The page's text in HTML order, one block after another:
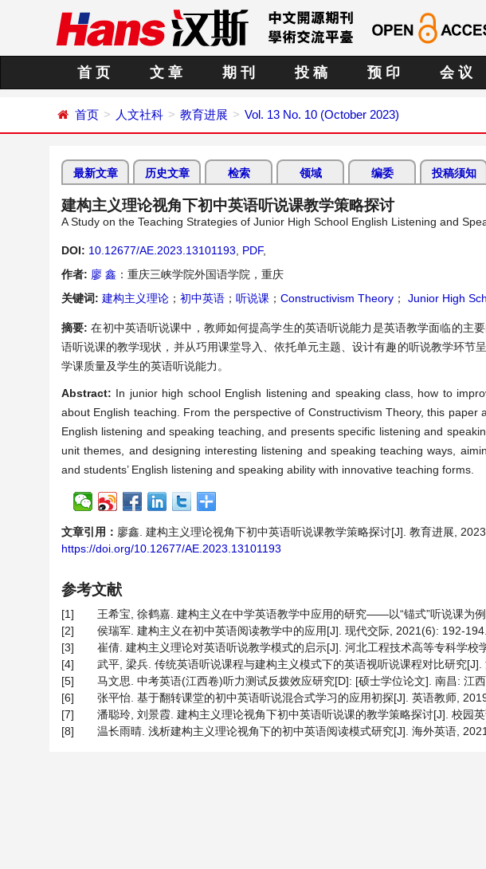
首 页 文 章 期 刊 投 稿 预 印 会 议
首页 人文社科 教育进展 Vol. 13 No. 10 (October 2023)
最新文章 历史文章 检索 领域 编委 投稿须知
建构主义理论视角下初中英语听说课教学策略探讨
A Study on the Teaching Strategies of Junior High School English Listening and
DOI: 10.12677/AE.2023.13101193 PDF,
作者: 廖 鑫 ：重庆三峡学院外国语学院，重庆
关键词: 建构主义理论 ； 初中英语 ； 听说课 ； Constructivism Theory ； Junior High
摘要:在初中英语听说课中，教师如何提高学生的英语听说能力是英语教学面临的主
语听说课的教学现状，并从巧用课堂导入、依托单元主题、设计有趣的听说教学环节
学课质量及学生的英语听说能力。
Abstract: In junior high school English listening and speaking class, how to
about English teaching. From the perspective of Constructivism Theory, this
English listening and speaking teaching, and presents specific listening and
unit themes, and designing interesting listening and speaking teaching ways,
and students’ English listening and speaking ability with innovative teaching forms.
文章引用： 廖鑫. 建构主义理论视角下初中英语听说课教学策略探讨[J]. 教育进展,
https://doi.org/10.12677/AE.2023.13101193
参考文献
[1]
王希宝, 徐鹤嘉. 建构主义在中学英语教学中应用的研究——以“锚式”听说课为
[2]
侯瑞军. 建构主义在初中英语阅读教学中的应用[J]. 现代交际, 2021(6): 192-194.
[3]
崔倩. 建构主义理论对英语听说教学模式的启示[J]. 河北工程技术高等专科学校
[4]
武平, 梁兵. 传统英语听说课程与建构主义模式下的英语视听说课程对比研究
[5]
马文思. 中考英语(江西卷)听力测试反拨效应研究[D]: [硕士学位论文]. 南昌: 江
[6]
张平怡. 基于翻转课堂的初中英语听说混合式学习的应用初探[J]. 英语教师,
[7]
潘聪玲, 刘景霞. 建构主义理论视角下初中英语听说课的教学策略探讨[J]. 校园
[8]
温长雨晴. 浅析建构主义理论视角下的初中英语阅读模式研究[J]. 海外英语,